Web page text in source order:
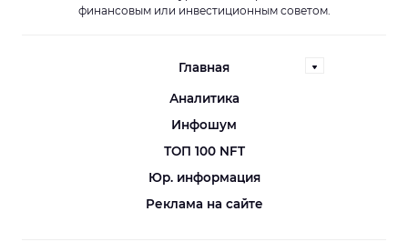
финансовым или инвестиционным советом.
Главная
Аналитика
Инфошум
ТОП 100 NFT
Юр. информация
Реклама на сайте